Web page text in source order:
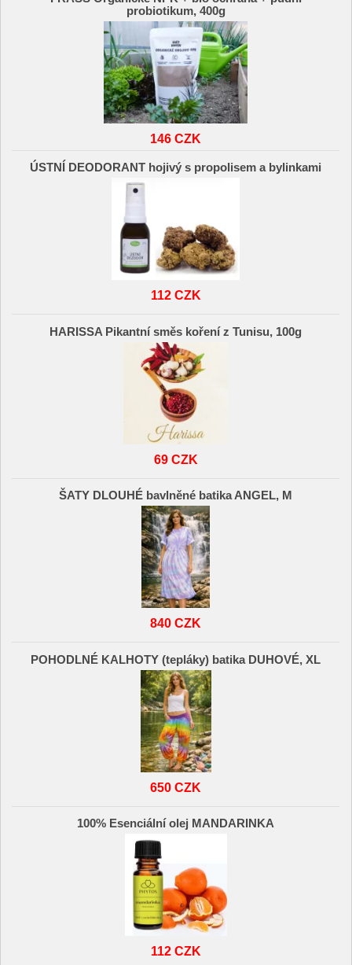
probiotikum, 400g
146 CZK
ÚSTNÍ DEODORANT hojivý s propolisem a bylinkami
112 CZK
HARISSA Pikantní směs koření z Tunisu, 100g
69 CZK
ŠATY DLOUHÉ bavlněné batika ANGEL, M
840 CZK
POHODLNÉ KALHOTY (tepláky) batika DUHOVÉ, XL
650 CZK
100% Esenciální olej MANDARINKA
112 CZK